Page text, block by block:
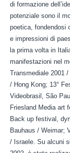
di formazione
potenziale sono il
poetica, fondendosi
e impressioni di
la prima volta in
manifestazioni nel
Transmediale 2001
/ Hong Kong; 13°
Videobrasil, São
Friesland Media art
Back up festival,
Bauhaus / Weimar;
/ Israele. Su alcuni